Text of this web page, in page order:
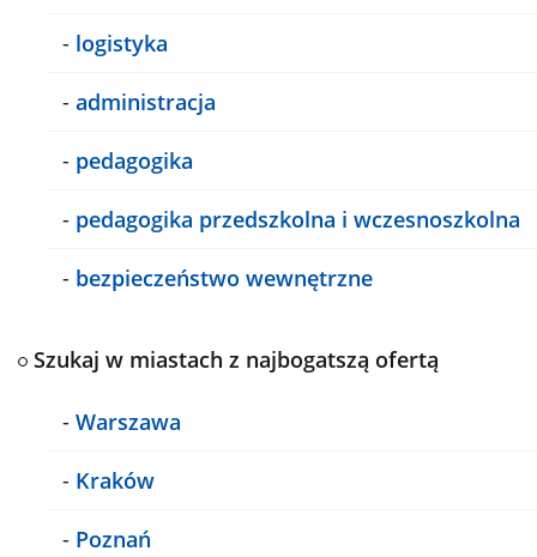
- logistyka
- administracja
- pedagogika
- pedagogika przedszkolna i wczesnoszkolna
- bezpieczeństwo wewnętrzne
Szukaj w miastach z najbogatszą ofertą
- Warszawa
- Kraków
- Poznań